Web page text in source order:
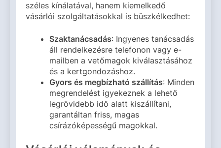
széles kínálatával, hanem kiemelkedő
vásárlói szolgáltatásokkal is büszkélkedhet:
Szaktanácsadás: Ingyenes tanácsadás
áll rendelkezésre telefonon vagy e-
mailben a vetőmagok kiválasztásához
és a kertgondozáshoz.
Gyors és megbízható szállítás: Minden
megrendelést igyekeznek a lehető
legrövidebb idő alatt kiszállítani,
garantáltan friss, magas
csírázóképességű magokkal.